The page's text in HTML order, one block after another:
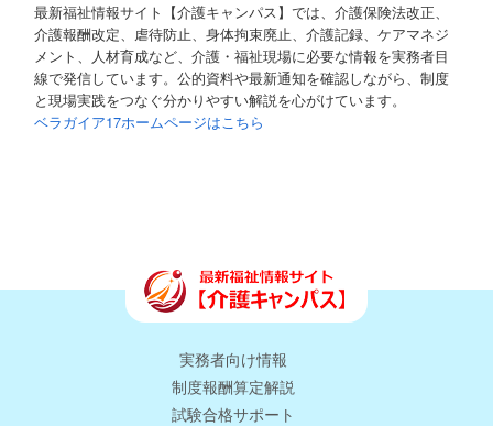
最新福祉情報サイト【介護キャンパス】では、介護保険法改正、
介護報酬改定、虐待防止、身体拘束廃止、介護記録、ケアマネジ
メント、人材育成など、介護・福祉現場に必要な情報を実務者目
線で発信しています。公的資料や最新通知を確認しながら、制度
と現場実践をつなぐ分かりやすい解説を心がけています。
ベラガイア17ホームページはこちら
実務者向け情報
制度報酬算定解説
試験合格サポート